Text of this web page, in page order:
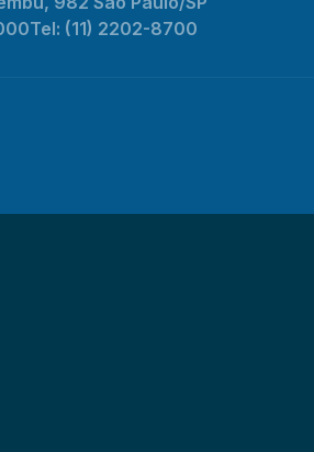
Tel: (11) 2202-8700